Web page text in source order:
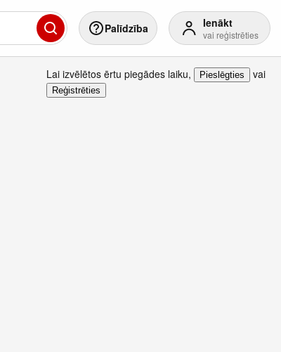
Palīdzība Ienākt
vai reģistrēties
Lai izvēlētos ērtu piegādes laiku, Pieslēgties vai
Reģistrēties